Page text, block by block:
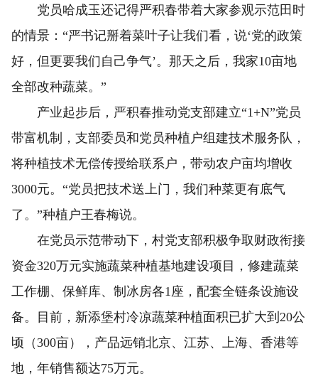
党员哈成玉还记得严积春带着大家参观示范田时
的情景：“严书记掰着菜叶子让我们看，说‘党的政策
好，但更要我们自己争气’。那天之后，我家10亩地
全部改种蔬菜。”
产业起步后，严积春推动党支部建立“1+N”党员
带富机制，支部委员和党员种植户组建技术服务队，
将种植技术无偿传授给联系户，带动农户亩均增收
3000元。“党员把技术送上门，我们种菜更有底气
了。”种植户王春梅说。
在党员示范带动下，村党支部积极争取财政衔接
资金320万元实施蔬菜种植基地建设项目，修建蔬菜
工作棚、保鲜库、制冰房各1座，配套全链条设施设
备。目前，新添堡村冷凉蔬菜种植面积已扩大到20公
顷（300亩），产品远销北京、江苏、上海、香港等
地，年销售额达75万元。